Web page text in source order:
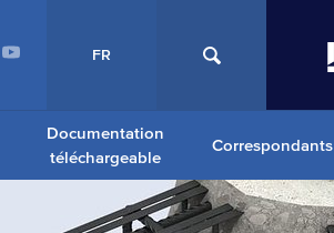
FR
Documentation
téléchargeable
Correspondants